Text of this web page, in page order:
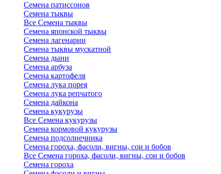
Семена патиссонов
Семена тыквы
Все Семена тыквы
Семена японской тыквы
Семена лагенарии
Семена тыквы мускатной
Семена дыни
Семена арбуза
Семена картофеля
Семена лука порея
Семена лука репчатого
Семена дайкона
Семена кукурузы
Все Семена кукурузы
Семена кормовой кукурузы
Семена подсолнечника
Семена гороха, фасоли, вигны, сои и бобов
Все Семена гороха, фасоли, вигны, сои и бобов
Семена гороха